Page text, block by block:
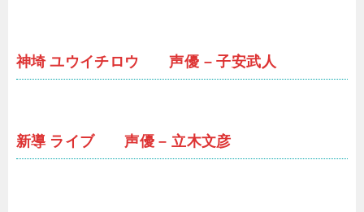
神埼 ユウイチロウ 声優 – 子安武人
新導 ライブ 声優 – 立木文彦